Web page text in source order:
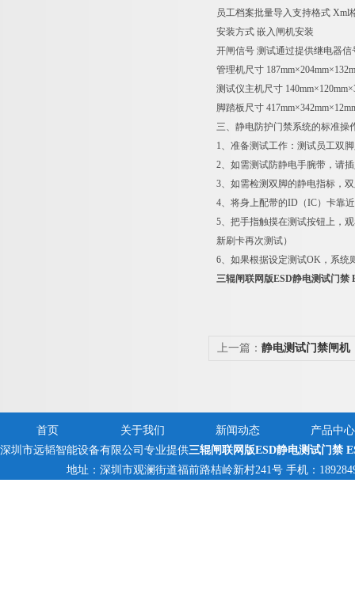
员工档案批量导入支持格式 Xml
安装方式 嵌入闸机安装
开闸信号 测试通过提供继电器信
管理机尺寸
测试仪主机尺寸
脚踏板尺寸
三、静电防护门禁系统的标准操
1、准备测试工作：测试员工双
2、如需测试防静电手腕带，请
3、如需检测双脚的静电指标，
4、将身上配带的ID（IC）卡靠
5、把手指触摸在测试按钮上，
新刷卡再次测试）
6、如果根据设定测试OK，系统
三辊闸联网版ESD静电测试门禁
上一篇： 静电测试门禁闸机
首页 关于我们 新闻动态
产品中心
深圳市远韬智能设备有限公司专业提供三辊闸联网版ESD静电测试门禁
地址：深圳市观澜街道福前路桔岭新村241号 手机：